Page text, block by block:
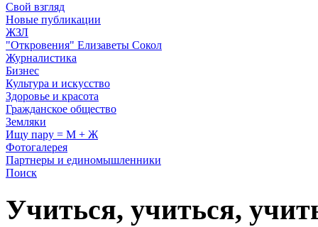
Свой взгляд
Новые публикации
ЖЗЛ
"Откровения" Елизаветы Сокол
Журналистика
Бизнес
Культура и искусство
Здоровье и красота
Гражданское общество
Земляки
Ищу пару = М + Ж
Фотогалерея
Партнеры и единомышленники
Поиск
Учиться, учиться,